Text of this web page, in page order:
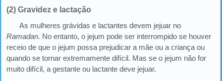
(2) Gravidez e lactação
As mulheres grávidas e lactantes devem jejuar no
Ramadan. No entanto, o jejum pode ser interrompido se houver
receio de que o jejum possa prejudicar a mãe ou a criança ou
quando se tornar extremamente difícil. Mas se o jejum não for
muito difícil, a gestante ou lactante deve jejuar.